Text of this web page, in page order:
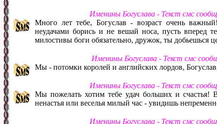
Именины Богуслава - Текст смс
Много лет тебе, Богуслав - возраст очень
неудачами борись и не вешай носа, пусть вперед
милостивы боги обязательно, дружок, ты
Именины Богуслава - Текст смс
Мы - потомки королей и английских лордов,
Именины Богуслава - Текст смс
Мы пожелать хотим тебе удач больших и
ненастья или веселья милый час - увидишь
Именины Богуслава - Текст смс